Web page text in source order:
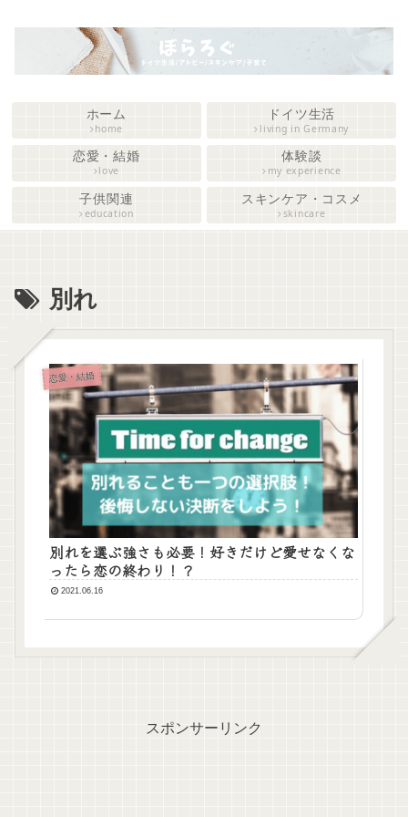
ホーム
home
ドイツ生活
living in Germany
恋愛・結婚
love
体験談
my experience
子供関連
education
スキンケア・コスメ
skincare
別れ
恋愛・結婚
別れを選ぶ強さも必要！好きだけど愛せなくな
ったら恋の終わり！？
2021.06.16
スポンサーリンク